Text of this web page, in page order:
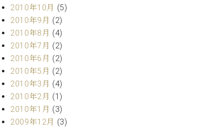
2010年10月 (5)
2010年9月 (2)
2010年8月 (4)
2010年7月 (2)
2010年6月 (2)
2010年5月 (2)
2010年3月 (4)
2010年2月 (1)
2010年1月 (3)
2009年12月 (3)